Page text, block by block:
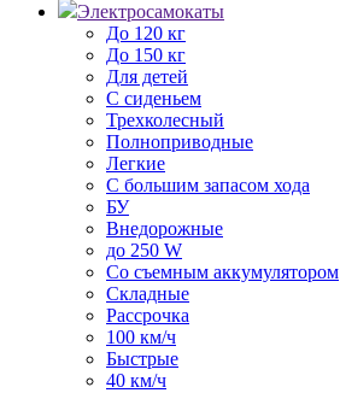
Электросамокаты
До 120 кг
До 150 кг
Для детей
С сиденьем
Трехколесный
Полноприводные
Легкие
С большим запасом хода
БУ
Внедорожные
до 250 W
Со съемным аккумулятором
Складные
Рассрочка
100 км/ч
Быстрые
40 км/ч